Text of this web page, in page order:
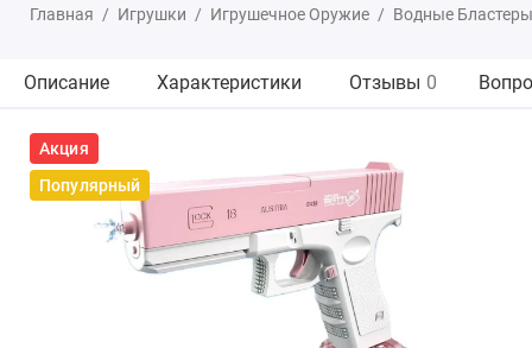
Главная Игрушки Игрушечное Оружие Водные Бластеры
Описание Характеристики Отзывы 0
Акция
Популярный